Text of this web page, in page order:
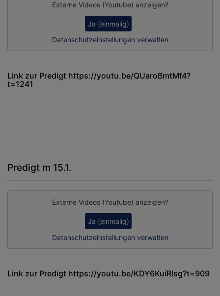
Externe Videos (Youtube) anzeigen?
Ja (einmalig)
Datenschutzeinstellungen verwalten
Link zur Predigt https://youtu.be/QUaroBmtMf4?
t=1241
Predigt m 15.1.
Externe Videos (Youtube) anzeigen?
Ja (einmalig)
Datenschutzeinstellungen verwalten
Link zur Predigt https://youtu.be/KDY6KuiRlsg?t=909